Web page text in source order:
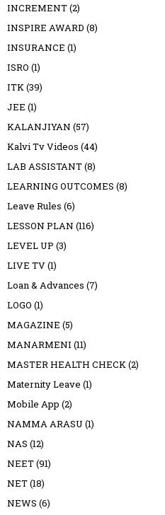
INCREMENT(2)
INSPIRE AWARD (8)
INSURANCE (1)
ISRO (1)
ITK(39)
JEE (1)
KALANJIYAN (57)
Kalvi Tv Videos (44)
LAB ASSISTANT(8)
LEARNING OUTCOMES (8)
Leave Rules (6)
LESSON PLAN (116)
LEVEL UP (3)
LIVE TV(1)
Loan & Advances (7)
LOGO (1)
MAGAZINE (5)
MANARMENI (11)
MASTER HEALTH CHECK(2)
Maternity Leave (1)
Mobile App (2)
NAMMA ARASU (1)
NAS (12)
NEET(91)
NET(18)
NEWS (6)